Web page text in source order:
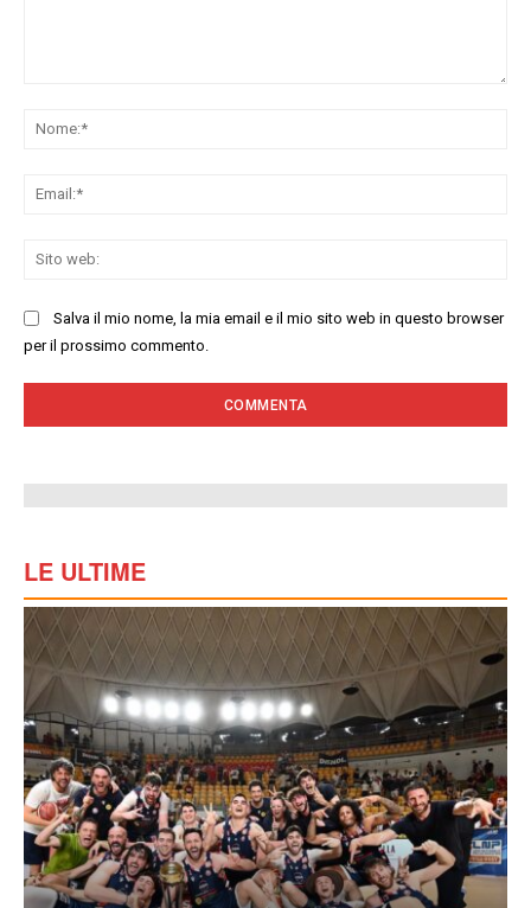
Salva il mio nome, la mia email e il mio sito web in questo browser
per il prossimo commento.
LE ULTIME